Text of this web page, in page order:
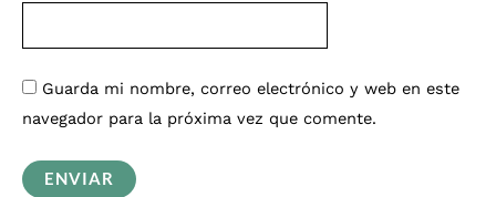
Guarda mi nombre, correo electrónico y web en este
navegador para la próxima vez que comente.